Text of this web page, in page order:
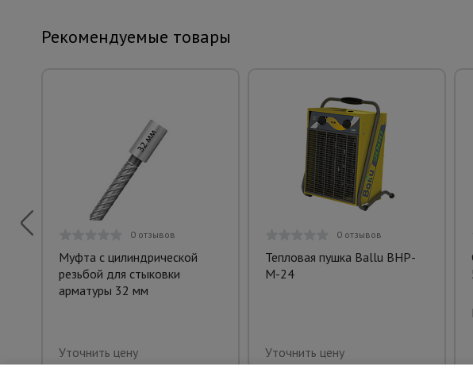
Рекомендуемые товары
0 отзывов
Муфта с цилиндрической
резьбой для стыковки
арматуры 32 мм
Уточнить цену
0 отзывов
Тепловая пушка Ballu BHP-
M-24
Уточнить цену